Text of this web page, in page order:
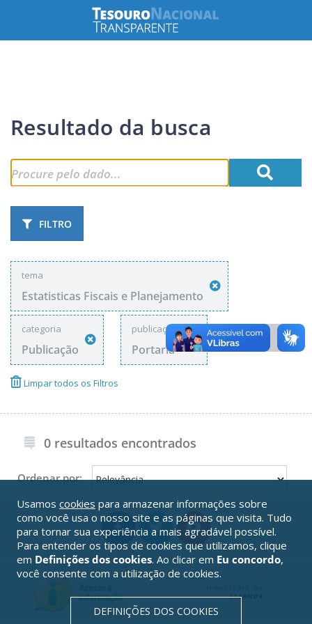
Resultado da busca
FILTRO
tema
Estatisticas Fiscais e Planejamento
categoria
Publicação
publicações
Portaria
Limpar todos os Filtros
0 resultados encontrados
Ordenar por:
Usamos cookies para armazenar informações sobre
como você usa o nosso site e as páginas que visita. Tudo
para tornar sua experiência a mais agradável possível.
Para entender os tipos de cookies que utilizamos, clique
em Definições dos cookies. Ao clicar em Eu concordo,
você consente com a utilização de cookies.
DEFINIÇÕES DOS COOKIES